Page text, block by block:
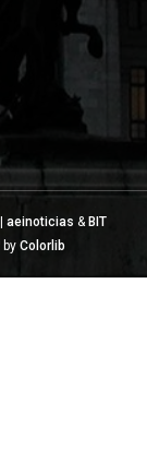
aeinoticias & BIT
by Colorlib